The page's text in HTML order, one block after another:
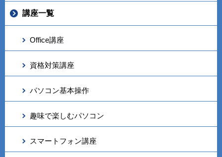
講座一覧
Office講座
資格対策講座
パソコン基本操作
趣味で楽しむパソコン
スマートフォン講座